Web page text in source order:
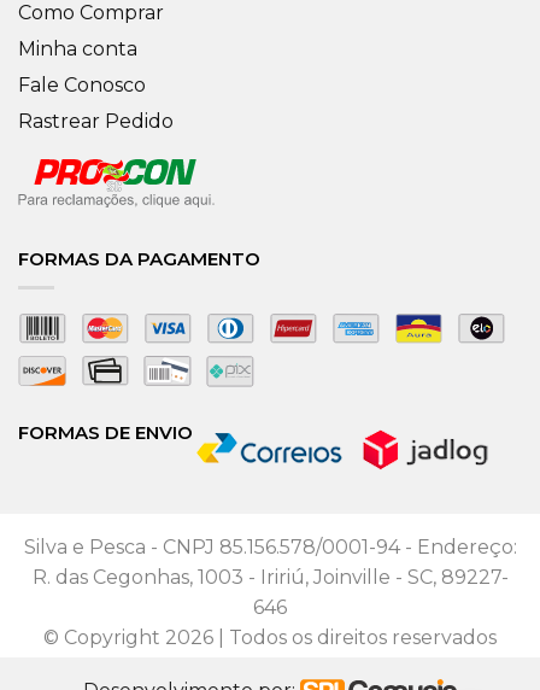
Como Comprar
Minha conta
Fale Conosco
Rastrear Pedido
FORMAS DA PAGAMENTO
FORMAS DE ENVIO
Silva e Pesca - CNPJ 85.156.578/0001-94 - Endereço:
R. das Cegonhas, 1003 - Iririú, Joinville - SC, 89227-
646
© Copyright 2026 | Todos os direitos reservados